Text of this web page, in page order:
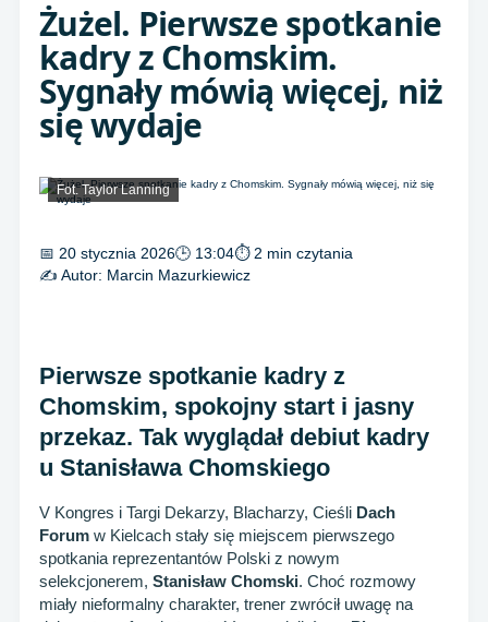
Żużel. Pierwsze spotkanie
kadry z Chomskim.
Sygnały mówią więcej, niż
się wydaje
Fot. Taylor Lanning
📅 20 stycznia 2026🕒 13:04⏱ 2 min czytania
✍️ Autor: Marcin Mazurkiewicz
Pierwsze spotkanie kadry z
Chomskim, spokojny start i jasny
przekaz. Tak wyglądał debiut kadry
u Stanisława Chomskiego
V Kongres i Targi Dekarzy, Blacharzy, Cieśli Dach
Forum w Kielcach stały się miejscem pierwszego
spotkania reprezentantów Polski z nowym
selekcjonerem, Stanisław Chomski. Choć rozmowy
miały nieformalny charakter, trener zwrócił uwagę na